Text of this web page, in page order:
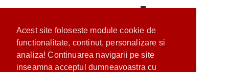
Acest site foloseste module cookie de
functionalitate, continut, personalizare si
analiza! Continuarea navigarii pe site
inseamna acceptul dumneavoastra cu